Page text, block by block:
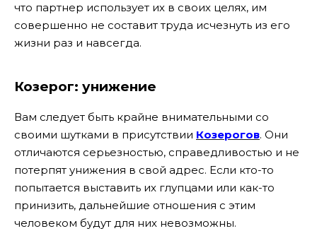
что партнер использует их в своих целях, им
совершенно не составит труда исчезнуть из его
жизни раз и навсегда.
Козерог: унижение
Вам следует быть крайне внимательными со
своими шутками в присутствии Козерогов. Они
отличаются серьезностью, справедливостью и не
потерпят унижения в свой адрес. Если кто-то
попытается выставить их глупцами или как-то
принизить, дальнейшие отношения с этим
человеком будут для них невозможны.